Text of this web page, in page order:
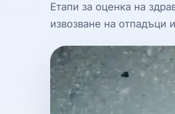
Етапи за оценка на
извозване на отпадъци